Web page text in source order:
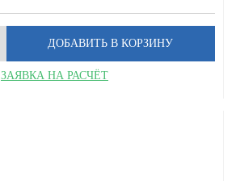
ЗАЯВКА НА РАСЧЁТ